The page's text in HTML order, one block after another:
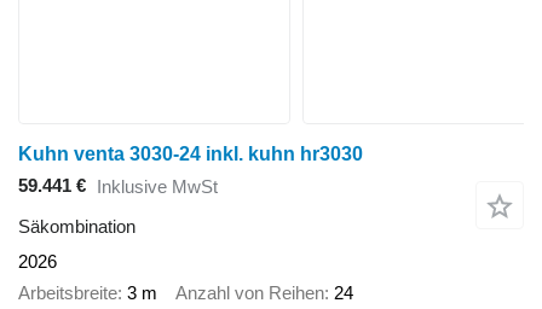
Kuhn venta 3030-24 inkl. kuhn hr3030
59.441 € Inklusive MwSt
Säkombination
2026
Arbeitsbreite 3 m Anzahl von Reihen 24